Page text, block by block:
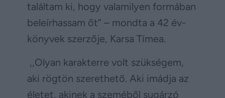
találtam ki, hogy valamilyen formában
beleírhassam őt” – mondta a 42 év-
könyvek szerzője, Karsa Tímea.
,,Olyan karakterre volt szükségem,
aki rögtön szerethető. Aki imádja az
életet, akinek a szeméből sugárzó